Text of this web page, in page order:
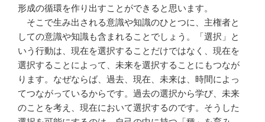
形成の循環を作り出すことができると思います。
そこで生み出される意識や知識のひとつに、主権者と
しての意識や知識も含まれることでしょう。「選択」と
いう行動は、現在を選択することだけではなく、現在を
選択することによって、未来を選択することにもつなが
ります。なぜならば、過去、現在、未来は、時間によっ
てつながっているからです。過去の選択から学び、未来
のことを考え、現在において選択するのです。そうした